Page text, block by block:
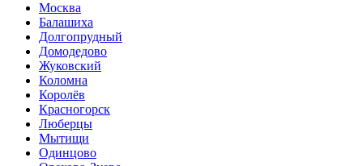
Москва
Балашиха
Долгопрудный
Домодедово
Жуковский
Коломна
Королёв
Красногорск
Люберцы
Мытищи
Одинцово